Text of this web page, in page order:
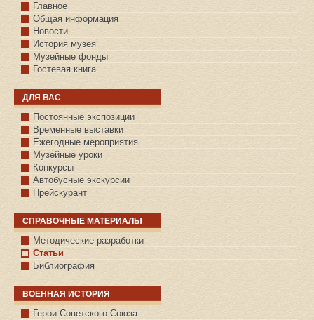
Главное
Общая информация
Новости
История музея
Музейные фонды
Гостевая книга
ДЛЯ ВАС
Постоянные экспозиции
Временные выставки
Ежегодные мероприятия
Музейные уроки
Конкурсы
Автобусные экскурсии
Прейскурант
СПРАВОЧНЫЕ МАТЕРИАЛЫ
Методические разработки
Статьи
Библиография
ВОЕННАЯ ИСТОРИЯ
С.КАЗАНСКОЕ
Герои Советского Союза